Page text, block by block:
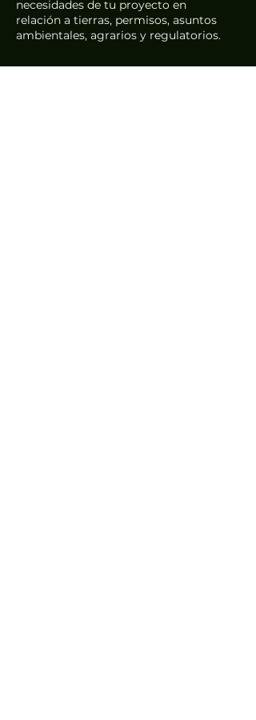
necesidades de tu proyecto en
relación a tierras, permisos, asuntos
ambientales, agrarios y regulatorios.